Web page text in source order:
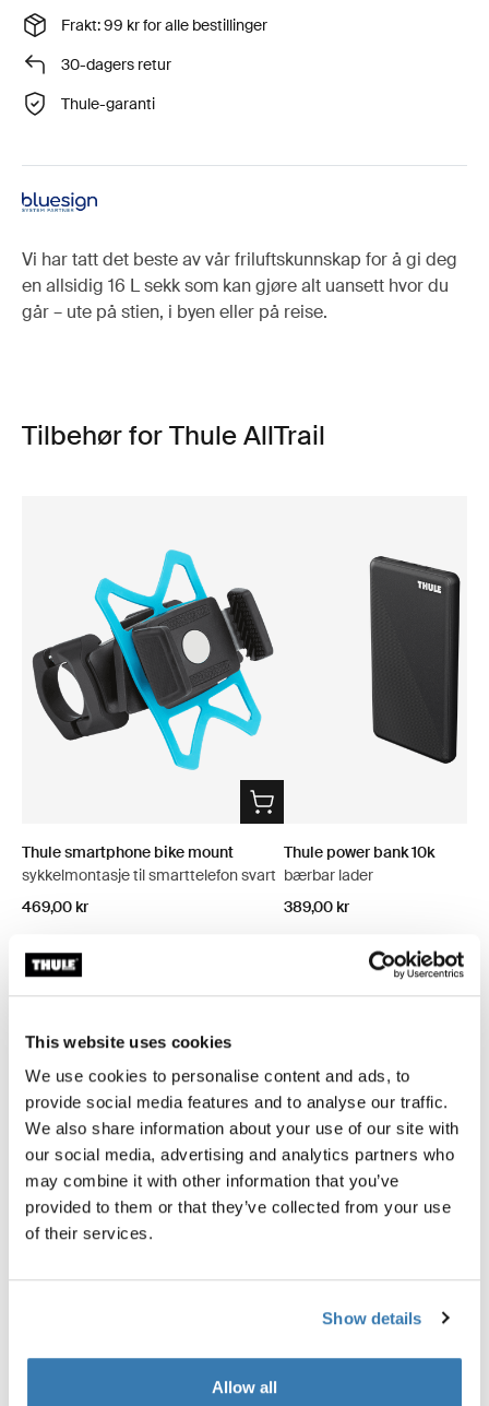
This website uses cookies
We use cookies to personalise content and ads, to
provide social media features and to analyse our traffic.
We also share information about your use of our site with
our social media, advertising and analytics partners who
may combine it with other information that you’ve
provided to them or that they’ve collected from your use
of their services.
Show details
Allow all
Frakt: 99 kr for alle bestillinger
30-dagers retur
Thule-garanti
Vi har tatt det beste av vår friluftskunnskap for å gi deg
en allsidig 16 L sekk som kan gjøre alt uansett hvor du
går – ute på stien, i byen eller på reise.
Tilbehør for Thule AllTrail
Thule smartphone bike mount
sykkelmontasje til smarttelefon svart
469,00 kr
Thule power bank 10k
bærbar lader
389,00 kr
Toggle overview
Produktbeskrivelse
Toggle features
Alle funksjoner
Toggle techspec
Tekniske spesifikasjoner